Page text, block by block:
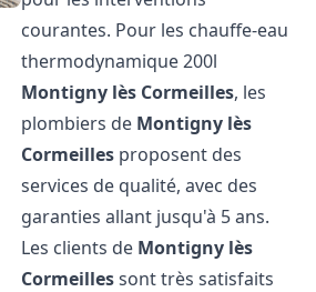
courantes. Pour les chauffe-eau
thermodynamique 200l
Montigny lès Cormeilles, les
plombiers de Montigny lès
Cormeilles proposent des
services de qualité, avec des
garanties allant jusqu'à 5 ans.
Les clients de Montigny lès
Cormeillessont très satisfaits